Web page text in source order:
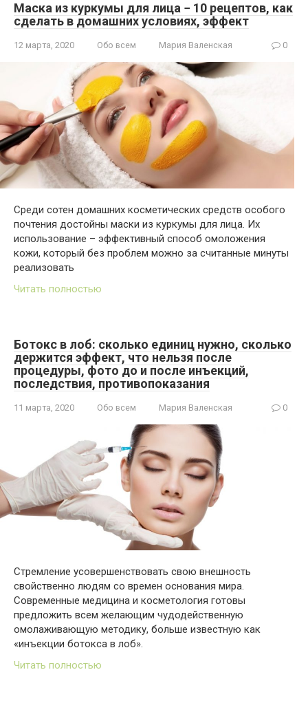
Маска из куркумы для лица − 10 рецептов, как
сделать в домашних условиях, эффект
12 марта, 2020 Обо всем Мария Валенская 0
Среди сотен домашних косметических средств особого
почтения достойны маски из куркумы для лица. Их
использование – эффективный способ омоложения
кожи, который без проблем можно за считанные минуты
реализовать
Читать полностью
Ботокс в лоб: сколько единиц нужно, сколько
держится эффект, что нельзя после
процедуры, фото до и после инъекций,
последствия, противопоказания
11 марта, 2020 Обо всем Мария Валенская 0
Стремление усовершенствовать свою внешность
свойственно людям со времен основания мира.
Современные медицина и косметология готовы
предложить всем желающим чудодейственную
омолаживающую методику, больше известную как
«инъекции ботокса в лоб».
Читать полностью